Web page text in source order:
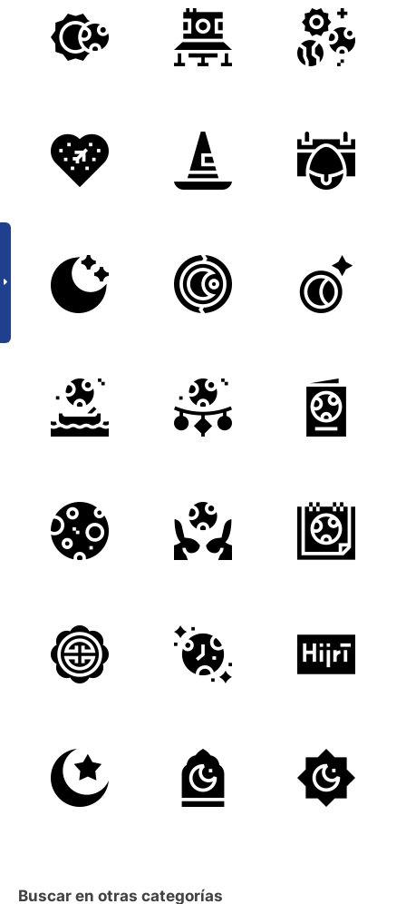
Buscar en otras categorías